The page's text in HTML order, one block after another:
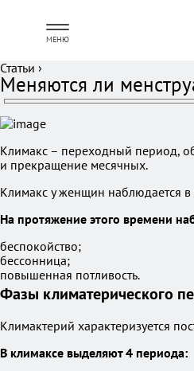
МЕНЮ
Статьи ›
Меняются ли
Климакс – переходный период,
и прекращение месячных.
Климакс у женщин наблюдается в
На протяжение этого времени
беспокойство;
бессонница;
повышенная потливость.
Фазы климатерического
Климактерий характеризуется
В климаксе выделяют 4 периода: